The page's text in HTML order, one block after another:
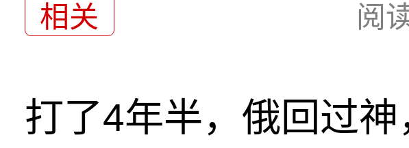
相关 阅
打了4年半，俄回过